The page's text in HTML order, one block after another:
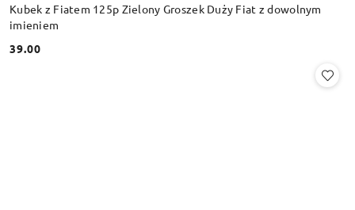
Kubek z Fiatem 125p Zielony Groszek Duży Fiat z dowolnym
imieniem
Cena:
39.00